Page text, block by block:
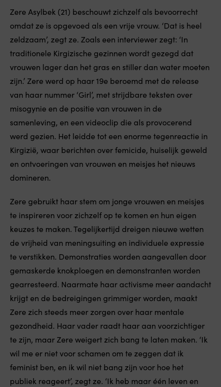
Zere Asylbek (21) beschouwt zichzelf als bevoorrecht
omdat ze is opgevoed als een vrije vrouw. ‘Dat is heel
zeldzaam’, zegt ze. Zoals een interviewer zegt: ‘In
traditionele Kirgizische gezinnen wordt gezegd dat
vrouwen lager dan het gras en stiller dan water moeten
zijn.’ Zere werd op haar 19e beroemd met de release
van haar nummer ‘Girl’, met strijdbare teksten over
misogynie en de positie van vrouwen in de
samenleving, en een videoclip die als provocerend
werd gezien. Het leidde tot een enorme tegenreactie in
Kirgizië, waar berichten over femicide, huiselijk geweld
en ontvoeringen van vrouwen en meisjes het nieuws
domineren.
Zere gebruikt haar stem om jonge vrouwen en meisjes
te inspireren voor zichzelf op te komen en hun eigen
keuzes te maken. Tegelijkertijd dreigen nieuwe wetten
de vrijheid van meningsuiting en individuele expressie
te verstikken. Demonstraties worden aangevallen door
gemaskerde knokploegen en demonstranten worden
gearresteerd. Naarmate haar activisme meer aandacht
krijgt en de bedreigingen grimmiger worden, maakt
Zere zich steeds meer zorgen over haar mentale
gezondheid. Haar vader raadt haar aan voorzichtiger
te zijn, maar Zere weigert zich bang te laten maken. ‘Ik
wil me er niet voor schamen om te zeggen dat ik
feminist ben, en ik wil niet bang zijn voor hoe het
publiek reageert’, zegt ze. ‘Ik heb maar één leven en